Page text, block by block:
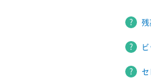
残
セ